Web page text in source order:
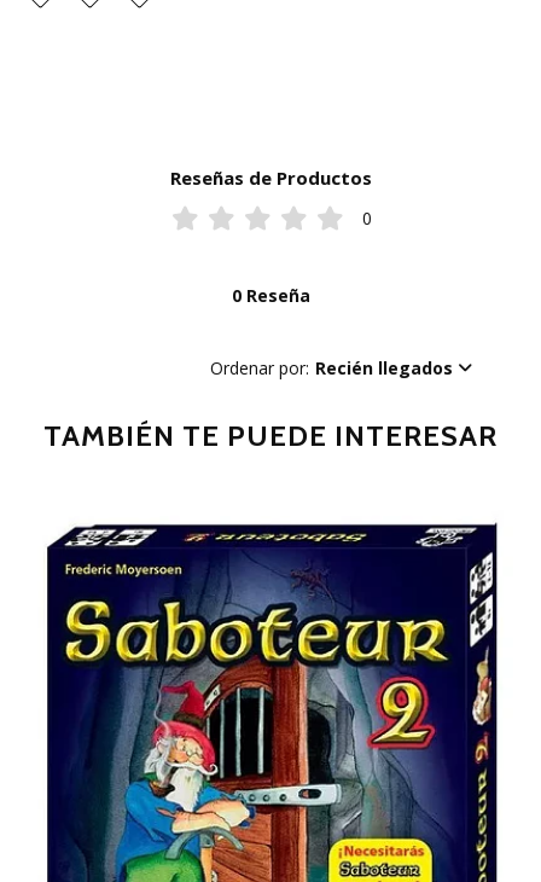
Reseñas de Productos
0
0 Reseña
Ordenar por: Recién llegados
TAMBIÉN TE PUEDE INTERESAR